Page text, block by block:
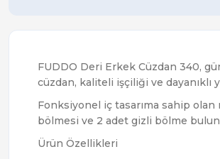
FUDDO Deri Erkek Cüzdan 340,
cüzdan, kaliteli işçiliği ve dayanıklı
Fonksiyonel iç tasarıma sahip olan
bölmesi ve 2 adet gizli bölme
Ürün Özellikleri